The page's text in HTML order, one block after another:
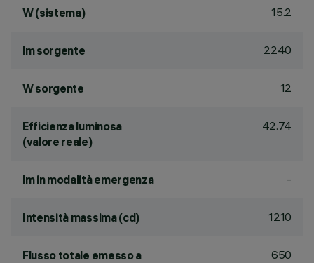
W (sistema) 15.2
lm sorgente 2240
W sorgente 12
Efficienza luminosa
(valore reale)
42.74
lm in modalità emergenza -
Intensità massima (cd) 1210
Flusso totale emesso a
650